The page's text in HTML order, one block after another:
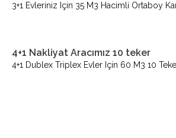
3+1 Evleriniz Için 35 M3 Hacimli Ortaboy
4+1 Nakliyat Aracımız 10 teker
4+1 Dublex Triplex Evler Için 60 M3 10